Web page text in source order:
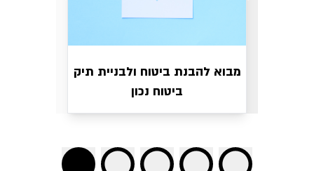
מבוא להבנת ביטוח ולבניית תיק
ביטוח נכון